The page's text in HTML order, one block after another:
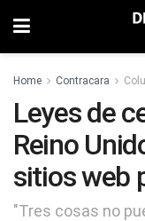
Home Contracara
Leyes de
Reino
sitios web
"Tres cosas no